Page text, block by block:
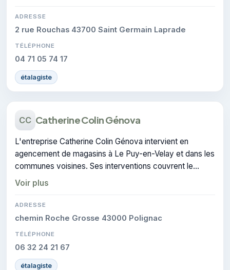
ADRESSE
2 rue Rouchas 43700 Saint Germain Laprade
TÉLÉPHONE
04 71 05 74 17
étalagiste
CC Catherine Colin Génova
L'entreprise Catherine Colin Génova intervient en
agencement de magasins à Le Puy-en-Velay et dans les
communes voisines. Ses interventions couvrent le
domaine de architecture d'intérieur.
Voir plus
ADRESSE
chemin Roche Grosse 43000 Polignac
TÉLÉPHONE
06 32 24 21 67
étalagiste